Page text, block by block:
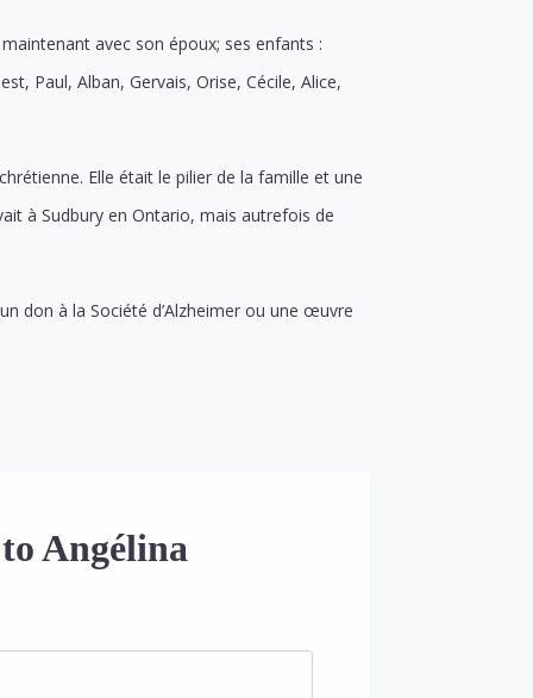
avec son époux; ses enfants :
Paul, Alban, Gervais, Orise, Cécile, Alice,
Elle était le pilier de la famille et une
à Sudbury en Ontario, mais autrefois de
don à la Société d’Alzheimer ou une œuvre
Angélina